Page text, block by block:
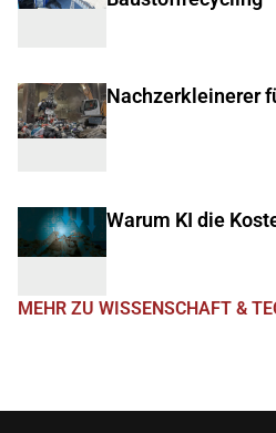
Nachzerkleinerer
Warum KI die
MEHR ZU WISSENSCHAFT &